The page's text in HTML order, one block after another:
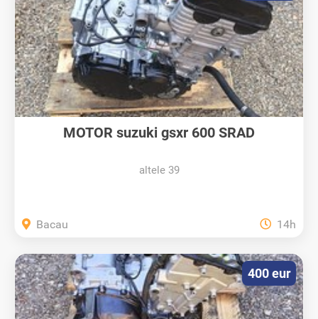
MOTOR suzuki gsxr 600 SRAD
altele 39
Bacau 14h
400 eur